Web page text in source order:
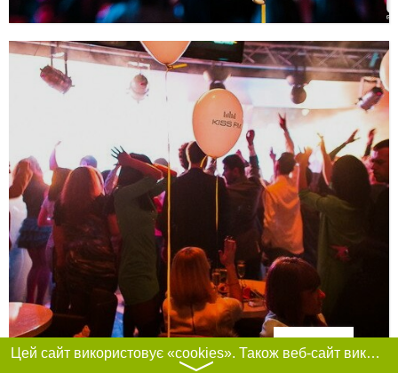
Фільтри
Цей сайт використовує «cookies». Також веб-сайт використовує інтернет-сервіс для збору технічних даних стосовно відвідувачів з метою отримання маркетингової та статистичної інформації. Умови обробки даних відвідувачів сайту див.
〉